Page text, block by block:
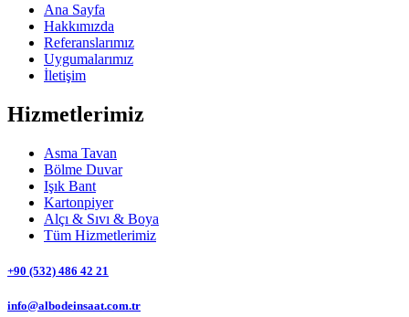
Ana Sayfa
Hakkımızda
Referanslarımız
Uygumalarımız
İletişim
Hizmetlerimiz
Asma Tavan
Bölme Duvar
Işık Bant
Kartonpiyer
Alçı & Sıvı & Boya
Tüm Hizmetlerimiz
+90 (532) 486 42 21
info@albodeinsaat.com.tr